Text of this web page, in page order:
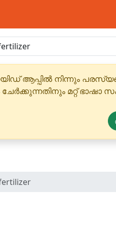
ആപ്പിൽ നിന്നും
മറ്റ്